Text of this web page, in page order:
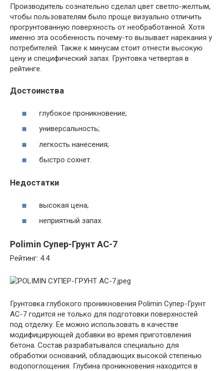
Производитель сознательно сделал цвет светло-желтым,
чтобы пользователям было проще визуально отличить
прогрунтованную поверхность от необработанной. Хотя
именно эта особенность почему-то вызывает нарекания у
потребителей. Также к минусам стоит отнести высокую
цену и специфический запах. Грунтовка четвертая в
рейтинге.
Достоинства
глубокое проникновение;
универсальность;
легкость нанесения;
быстро сохнет.
Недостатки
высокая цена;
неприятный запах.
Polimin Супер-Грунт АС-7
Рейтинг: 4.4
Грунтовка глубокого проникновения Polimin Супер-Грунт
АС-7 годится не только для подготовки поверхностей
под отделку. Ее можно использовать в качестве
модифицирующей добавки во время приготовления
бетона. Состав разрабатывался специально для
обработки оснований, обладающих высокой степенью
водопоглощения. Глубина проникновения находится в